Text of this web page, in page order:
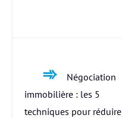
Négociation
immobilière : les 5
techniques pour réduire